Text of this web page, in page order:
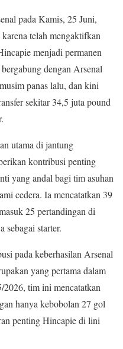
pada Kamis, 25 Juni,
telah mengaktifkan
menjadi permanen
dengan Arsenal
panas lalu, dan kini
sekitar 34,5 juta pound
utama di jantung
kontribusi penting
yang andal bagi tim asuhan
cedera. Ia mencatatkan 39
25 pertandingan di
sebagai starter.
pada keberhasilan Arsenal
yang pertama dalam
2026, tim ini mencatatkan
hanya kebobolan 27 gol
penting Hincapie di lini